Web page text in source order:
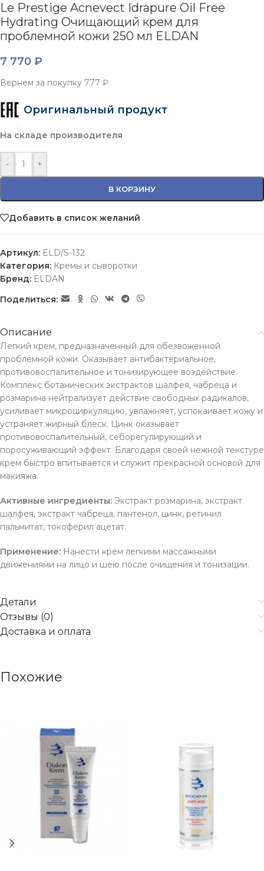
Le Prestige Acnevect Idrapure Oil Free
Hydrating Очищающий крем для
проблемной кожи 250 мл ELDAN
7 770 ₽
Вернем за покупку 777 ₽
Оригинальный продукт
На складе производителя
- +
В КОРЗИНУ
Добавить в список желаний
Артикул: ELD/S-132
Категория: Кремы и сыворотки
Бренд: ELDAN
Поделиться:
Описание
Легкий крем, предназначенный для обезвоженной
проблемной кожи. Оказывает антибактериальное,
противовоспалительное и тонизирующее воздействие.
Комплекс ботанических экстрактов шалфея, чабреца и
розмарина нейтрализует действие свободных радикалов,
усиливает микроциркуляцию, увлажняет, успокаивает кожу и
устраняет жирный блеск. Цинк оказывает
противовоспалительный, себорегулирующий и
поросуживающий эффект. Благодаря своей нежной текстуре
крем быстро впитывается и служит прекрасной основой для
макияжа.
Активные ингредиенты: Экстракт розмарина, экстракт
шалфея, экстракт чабреца, пантенол, цинк, ретинил
пальмитат, токоферил ацетат.
Применение: Нанести крем легкими массажными
движениями на лицо и шею после очищения и тонизации.
Детали
Отзывы (0)
Доставка и оплата
Похожие